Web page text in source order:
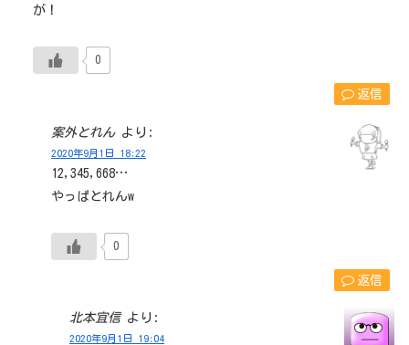
が！
0
返信
案外とれん より:
2020年9月1日 18:22
12,345,668…
やっぱとれんw
0
返信
北本宜信 より:
2020年9月1日 19:04